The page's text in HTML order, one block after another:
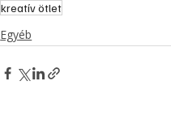
kreatív ötlet
Egyéb